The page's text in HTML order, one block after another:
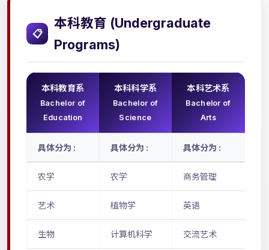
📋
本科教育 (Undergraduate
Programs)
本科教育系
Bachelor of
Education
本科科学系
Bachelor of
Science
本科艺术系
Bachelor of
Arts
具体分为 : 具体分为 : 具体分为 :
农学 农学 商务管理
艺术 植物学 英语
生物 计算机科学 交流艺术